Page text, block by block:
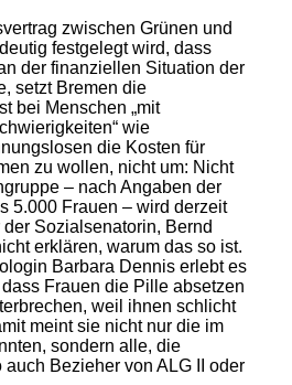
zwischen Grünen und
festgelegt wird, dass
der finanziellen Situation der
setzt Bremen die
bei Menschen „mit
wie
die Kosten für
zu wollen, nicht um: Nicht
– nach Angaben der
5.000 Frauen – wird derzeit
Sozialsenatorin, Bernd
erklären, warum das so ist.
Barbara Dennis erlebt es
Frauen die Pille absetzen
weil ihnen schlicht
meint sie nicht nur die im
sondern alle, die
Bezieher von ALG II oder